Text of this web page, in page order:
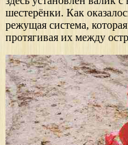
шестерёнки. Как
режущая система,
протягивая их между